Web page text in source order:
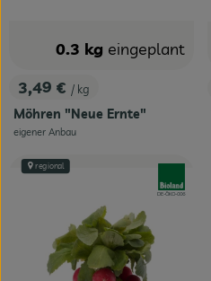
, Preis:
3,49 € / kg
Möhren "Neue Ernte"
, Herkunft:
eigener Anbau
0.3 kg eingeplant
, Kontrollstelle:
DE-ÖKO-006
regional